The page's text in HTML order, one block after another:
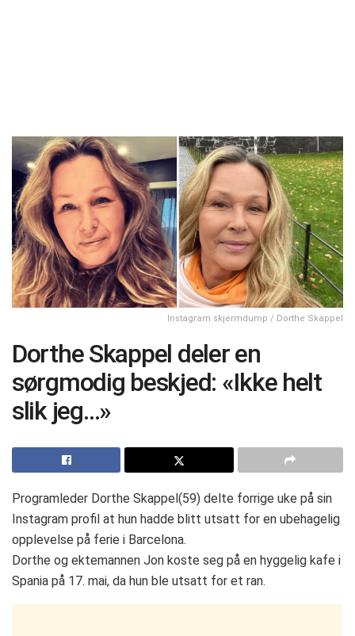
Instagram skjermdump / Dorthe Skappel
Dorthe Skappel deler en
sørgmodig beskjed: «Ikke helt
slik jeg…»
Programleder Dorthe Skappel(59) delte forrige uke på sin
Instagram profil at hun hadde blitt utsatt for en ubehagelig
opplevelse på ferie i Barcelona.
Dorthe og ektemannen Jon koste seg på en hyggelig kafe i
Spania på 17. mai, da hun ble utsatt for et ran.